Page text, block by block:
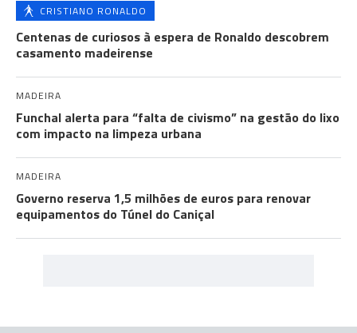
CRISTIANO RONALDO
Centenas de curiosos à espera de Ronaldo descobrem
casamento madeirense
MADEIRA
Funchal alerta para “falta de civismo” na gestão do lixo
com impacto na limpeza urbana
MADEIRA
Governo reserva 1,5 milhões de euros para renovar
equipamentos do Túnel do Caniçal